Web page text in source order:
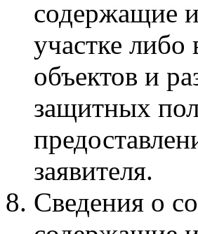
содержащие
участке либо
объектов и
защитных
заявителя.
Сведения о